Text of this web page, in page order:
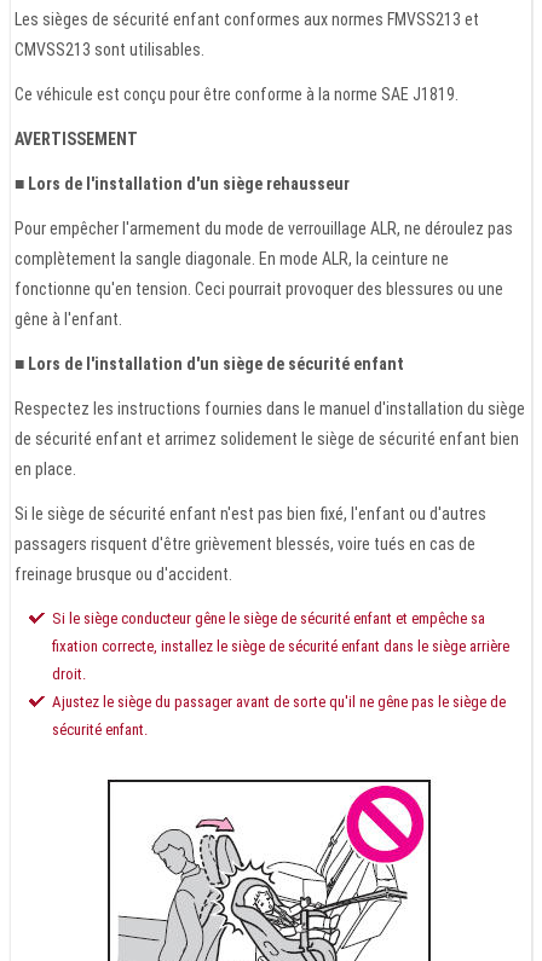
Les sièges de sécurité enfant conformes aux normes FMVSS213 et
CMVSS213 sont utilisables.
Ce véhicule est conçu pour être conforme à la norme SAE J1819.
AVERTISSEMENT
■ Lors de l'installation d'un siège rehausseur
Pour empêcher l'armement du mode de verrouillage ALR, ne déroulez pas
complètement la sangle diagonale. En mode ALR, la ceinture ne
fonctionne qu'en tension. Ceci pourrait provoquer des blessures ou une
gêne à l'enfant.
■ Lors de l'installation d'un siège de sécurité enfant
Respectez les instructions fournies dans le manuel d'installation du siège
de sécurité enfant et arrimez solidement le siège de sécurité enfant bien
en place.
Si le siège de sécurité enfant n'est pas bien fixé, l'enfant ou d'autres
passagers risquent d'être grièvement blessés, voire tués en cas de
freinage brusque ou d'accident.
Si le siège conducteur gêne le siège de sécurité enfant et empêche sa
fixation correcte, installez le siège de sécurité enfant dans le siège arrière
droit.
Ajustez le siège du passager avant de sorte qu'il ne gêne pas le siège de
sécurité enfant.